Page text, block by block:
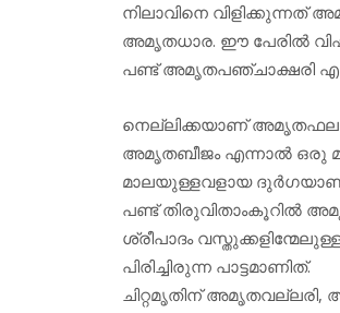
നിലാവിനെ
അമൃതധാര. ഈ പേരില്‍
പണ്ട് അമൃതപഞ്ചാക്ഷരി
നെല്ലിക്കയാണ്
അമൃതബീജം എന്നാല്‍ ഒരു
മാലയുള്ളവളായ
പണ്ട് തിരുവിതാംകൂറില്‍
ശ്രീപാദം
പിരിച്ചിരുന്ന പാട്ടമാണിത്.
ചിറ്റമൃതിന്